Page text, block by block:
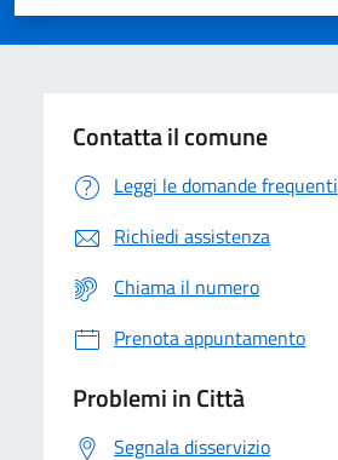
Valuta 5 stelle su 5
Valuta 4 stelle su 5
Valuta 3 stelle su 5
Valuta 2 stelle su 5
Valuta 1 stelle su 5
Contatta il comune
Leggi le domande frequenti
Richiedi assistenza
Chiama il numero
Prenota appuntamento
Problemi in Città
Segnala disservizio